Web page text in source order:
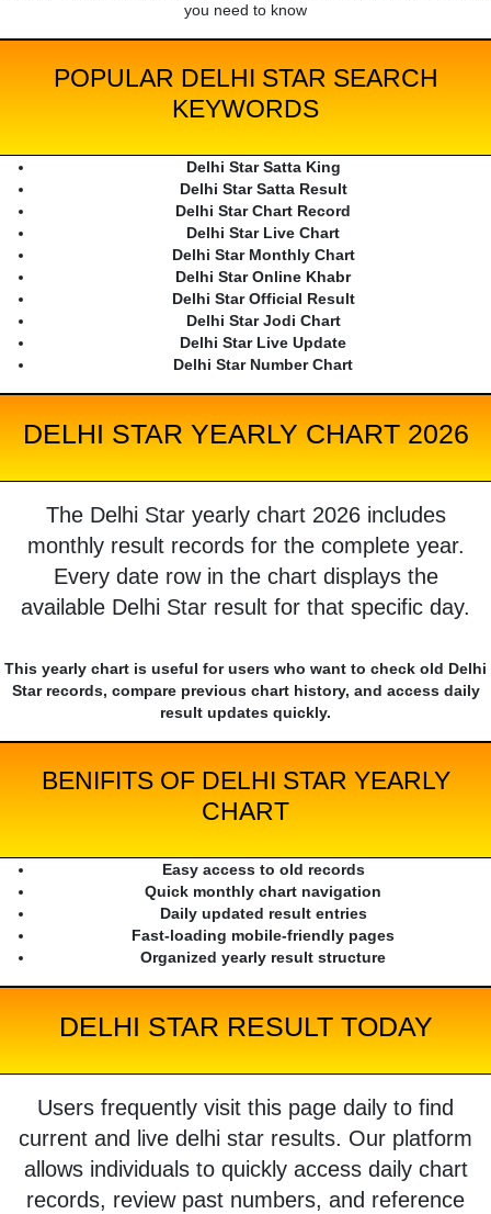
you need to know
POPULAR DELHI STAR SEARCH
KEYWORDS
Delhi Star Satta King
Delhi Star Satta Result
Delhi Star Chart Record
Delhi Star Live Chart
Delhi Star Monthly Chart
Delhi Star Online Khabr
Delhi Star Official Result
Delhi Star Jodi Chart
Delhi Star Live Update
Delhi Star Number Chart
DELHI STAR YEARLY CHART 2026
The Delhi Star yearly chart 2026 includes
monthly result records for the complete year.
Every date row in the chart displays the
available Delhi Star result for that specific day.
This yearly chart is useful for users who want to check old Delhi
Star records, compare previous chart history, and access daily
result updates quickly.
BENIFITS OF DELHI STAR YEARLY
CHART
Easy access to old records
Quick monthly chart navigation
Daily updated result entries
Fast-loading mobile-friendly pages
Organized yearly result structure
DELHI STAR RESULT TODAY
Users frequently visit this page daily to find
current and live delhi star results. Our platform
allows individuals to quickly access daily chart
records, review past numbers, and reference